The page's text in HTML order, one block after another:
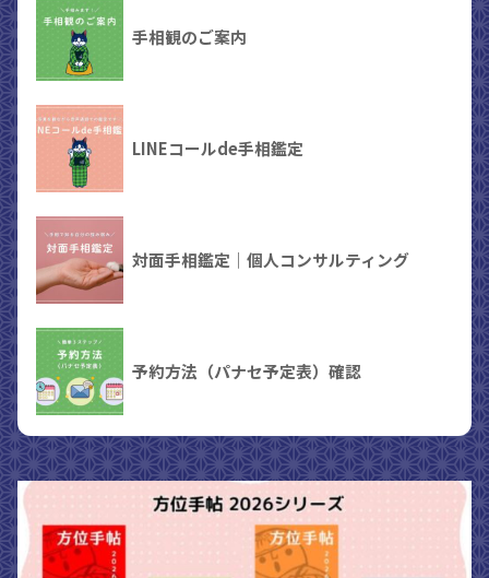
手相観のご案内
LINEコールde手相鑑定
対面手相鑑定｜個人コンサルティング
予約方法（パナセ予定表）確認